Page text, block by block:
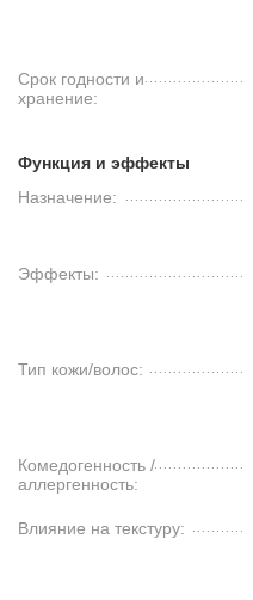
Срок годности и
хранение:
Функция и эффекты
Назначение:
Эффекты:
Тип кожи/волос:
Комедогенность /
аллергенность:
Влияние на текстуру: